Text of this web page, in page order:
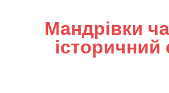
Мандрівки
історичний